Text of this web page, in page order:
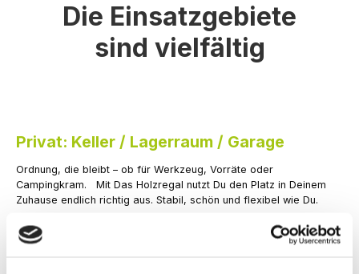
Die Einsatzgebiete
sind vielfältig
Privat: Keller / Lagerraum / Garage
Ordnung, die bleibt – ob für Werkzeug, Vorräte oder
Campingkram. Mit Das Holzregal nutzt Du den Platz in Deinem
Zuhause endlich richtig aus. Stabil, schön und flexibel wie Du.
Jetzt konfigurieren